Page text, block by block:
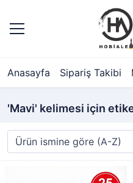
Anasayfa Sipariş Takibi
'Mavi' kelimesi için